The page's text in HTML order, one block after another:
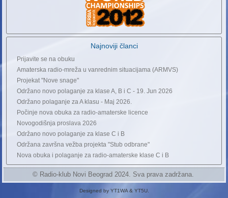
Najnoviji članci
Prijavite se na obuku
Amaterska radio-mreža u vanrednim situacijama (ARMVS)
Projekat "Nove snage"
Održano novo polaganje za klase A, B i C - 19. Jun 2026
Održano polaganje za A klasu - Maj 2026.
Počinje nova obuka za radio-amaterske licence
Novogodišnja proslava 2026
Održano novo polaganje za klase C i B
Održana završna vežba projekta "Stub odbrane"
Nova obuka i polaganje za radio-amaterske klase C i B
© Radio-klub Novi Beograd 2024. Sva prava zadržana.
Designed by YT1WA & YT5U.